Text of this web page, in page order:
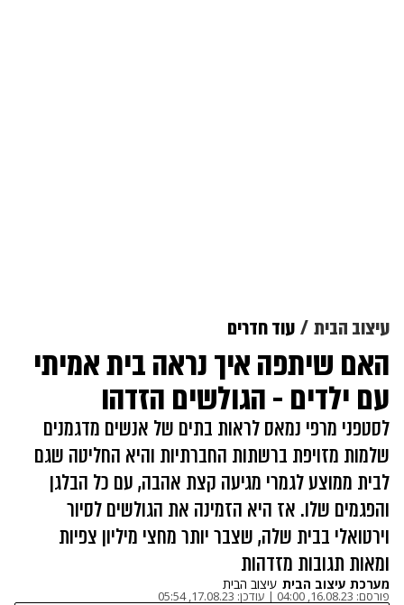
עיצוב הבית עוד חדרים
האם שיתפה איך נראה בית אמיתי
עם ילדים - הגולשים הזדהו
לסטפני מרפי נמאס לראות בתים של אנשים מדגמנים
שלמות מזויפת ברשתות החברתיות והיא החליטה שגם
לבית ממוצע לגמרי מגיעה קצת אהבה, עם כל הבלגן
והפגמים שלו. אז היא הזמינה את הגולשים לסיור
וירטואלי בבית שלה, שצבר יותר מחצי מיליון צפיות
ומאות תגובות מזדהות
מערכת עיצוב הבית עיצוב הבית
פורסם: 16.08.23, 04:00
| עודכן: 17.08.23, 05:54